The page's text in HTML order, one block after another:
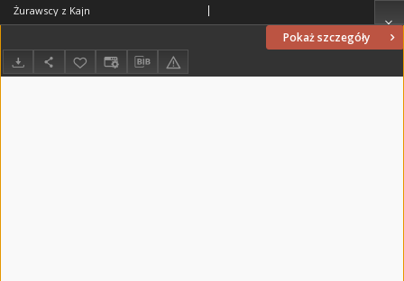
Pokaż szczegóły
Żurawscy z Kajn